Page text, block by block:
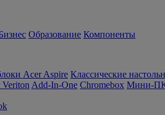
Образование Компоненты
Acer Aspire Классические
Add-In-One Chromebox Мини-